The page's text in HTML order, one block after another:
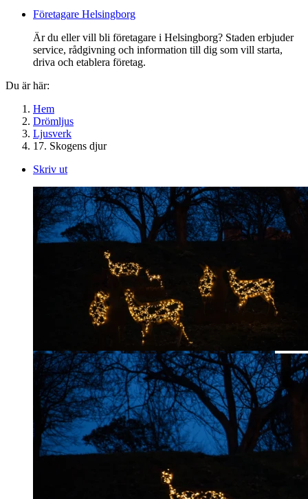
Företagare Helsingborg
Är du eller vill bli företagare i Helsingborg? Staden erbjuder
service, rådgivning och information till dig som vill starta,
driva och etablera företag.
Du är här:
Hem
Drömljus
Ljusverk
17. Skogens djur
Skriv ut